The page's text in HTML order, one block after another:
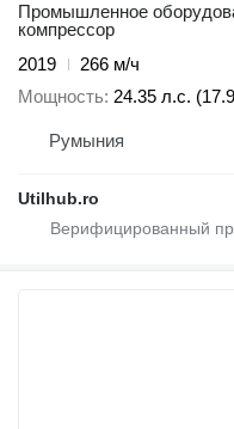
Промышленное
компрессор
2019
266 м/ч
Мощность 24.35 л.с.
Румыния
Utilhub.ro